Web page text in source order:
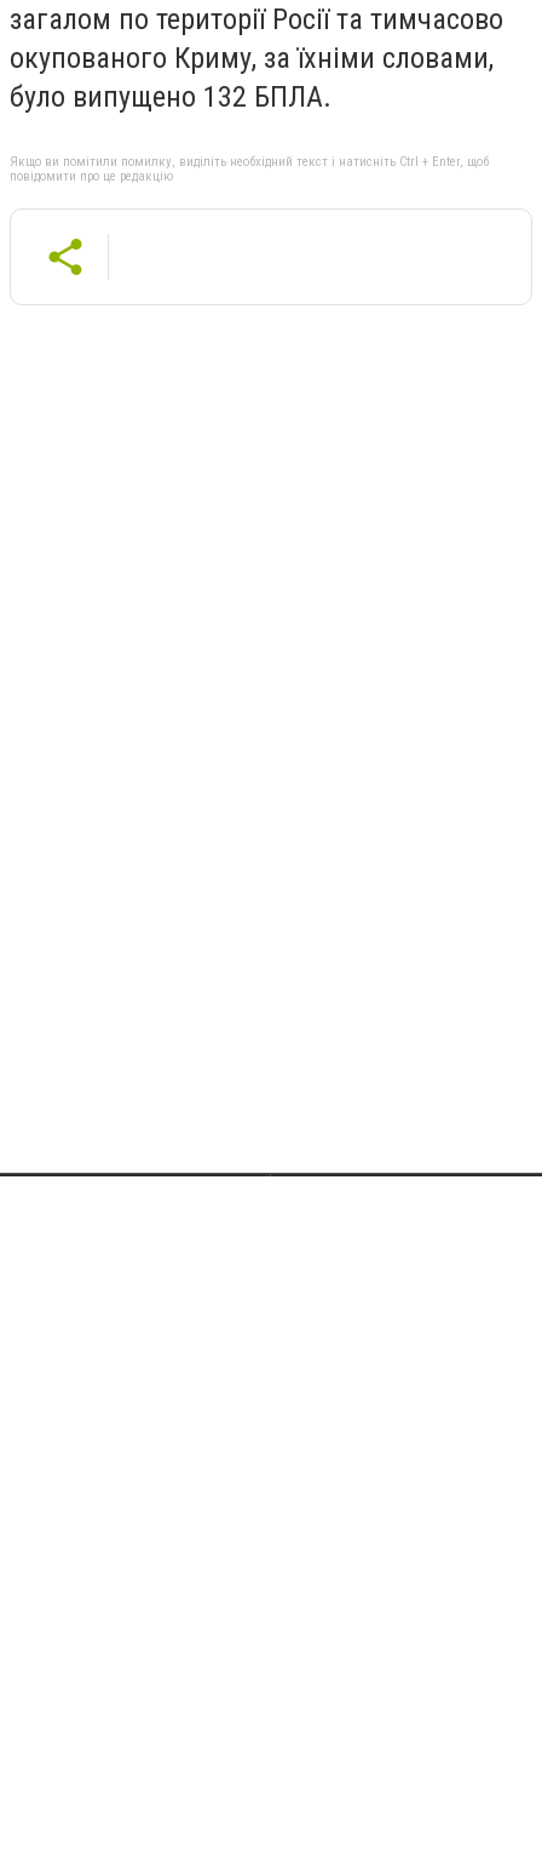
загалом по території Росії та тимчасово
окупованого Криму, за їхніми словами,
було випущено 132 БПЛА.
Якщо ви помітили помилку, виділіть необхідний текст і натисніть Ctrl + Enter, щоб
повідомити про це редакцію